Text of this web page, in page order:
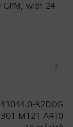
GPM, with 24
Strainer with
A pair of 18"
A2DOG
M121-A410